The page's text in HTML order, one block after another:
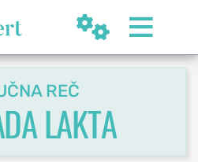
 
REČ
LAKTA